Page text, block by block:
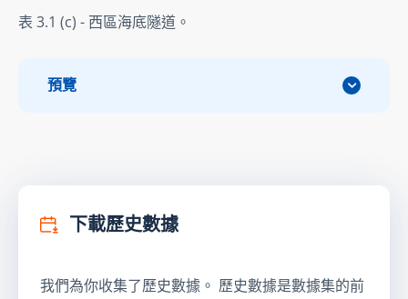
表 3.1 (c) - 西區海底隧道。
預覽
下載歷史數據
我們為你收集了歷史數據。 歷史數據是數據集的前